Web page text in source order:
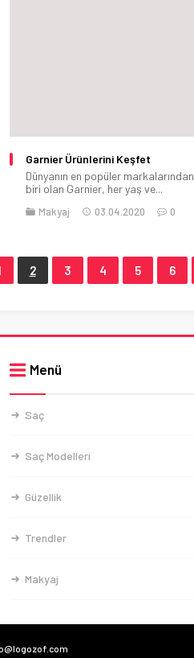
Garnier Ürünlerini Keşfet
Dünyanın en popüler markalarından
biri olan Garnier, her yaş ve...
Makyaj 03.04.2020 0
2 3 4 5 6
Menü
Saç
Saç Modelleri
Güzellik
Trendler
Makyaj